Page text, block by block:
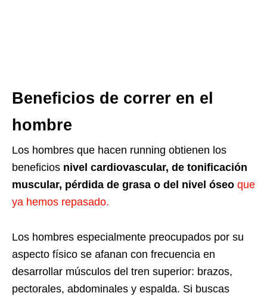
Beneficios de correr en el
hombre
Los hombres que hacen running obtienen los
beneficios nivel cardiovascular, de tonificación
muscular, pérdida de grasa o del nivel óseo que
ya hemos repasado.
Los hombres especialmente preocupados por su
aspecto físico se afanan con frecuencia en
desarrollar músculos del tren superior: brazos,
pectorales, abdominales y espalda. Si buscas